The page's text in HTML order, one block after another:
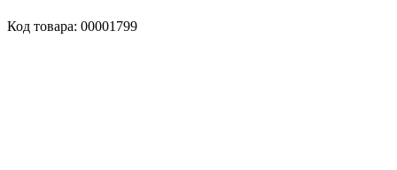
Код товара: 00001799